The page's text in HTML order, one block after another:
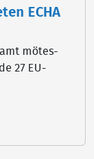
ECHA
mötes-
27 EU-